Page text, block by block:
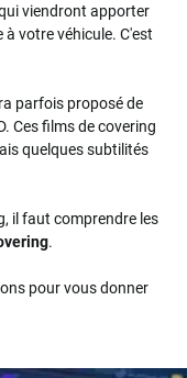
viendront apporter
votre véhicule. C'est
parfois proposé de
Ces films de covering
quelques subtilités
il faut comprendre les
.
pour vous donner